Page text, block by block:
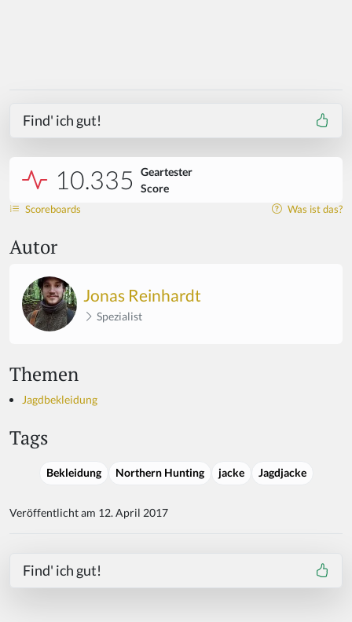
Find' ich gut!
10.335
Geartester
Score
Scoreboards Was ist das?
Autor
Jonas Reinhardt
Spezialist
Themen
Jagdbekleidung
Tags
Bekleidung Northern Hunting jacke Jagdjacke
Veröffentlicht am 12. April 2017
Find' ich gut!